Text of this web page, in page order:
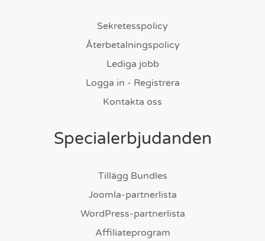
Sekretesspolicy
Återbetalningspolicy
Lediga jobb
Logga in - Registrera
Kontakta oss
Specialerbjudanden
Tillägg Bundles
Joomla-partnerlista
WordPress-partnerlista
Affiliateprogram